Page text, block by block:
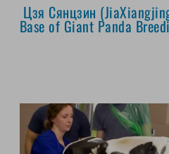
Цзя Сянцзин
Base of Giant Panda